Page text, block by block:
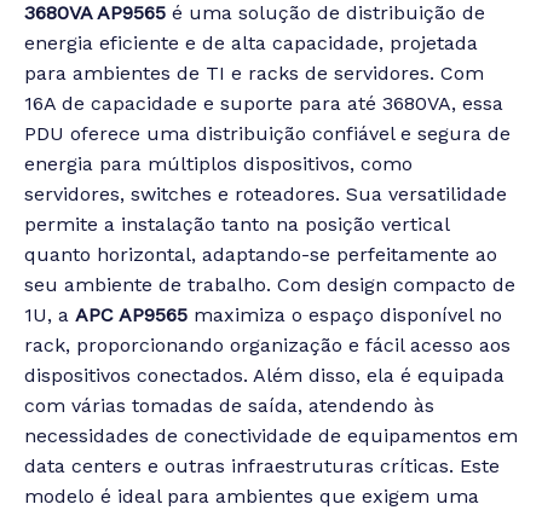
3680VA AP9565 é uma solução de distribuição de
energia eficiente e de alta capacidade, projetada
para ambientes de TI e racks de servidores. Com
16A de capacidade e suporte para até 3680VA, essa
PDU oferece uma distribuição confiável e segura de
energia para múltiplos dispositivos, como
servidores, switches e roteadores. Sua versatilidade
permite a instalação tanto na posição vertical
quanto horizontal, adaptando-se perfeitamente ao
seu ambiente de trabalho. Com design compacto de
1U, a APC AP9565 maximiza o espaço disponível no
rack, proporcionando organização e fácil acesso aos
dispositivos conectados. Além disso, ela é equipada
com várias tomadas de saída, atendendo às
necessidades de conectividade de equipamentos em
data centers e outras infraestruturas críticas. Este
modelo é ideal para ambientes que exigem uma